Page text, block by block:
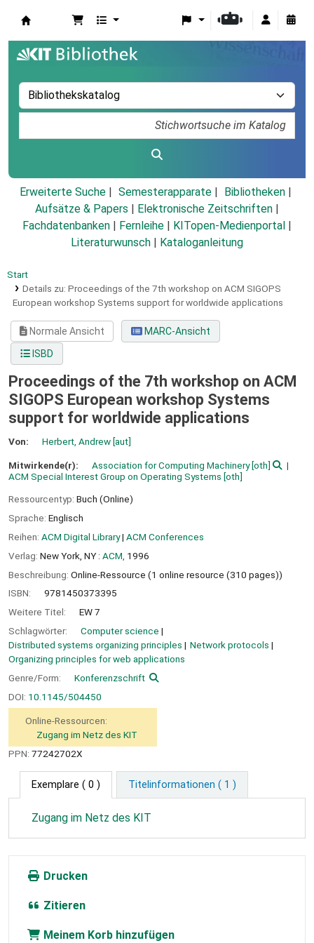
Erweiterte Suche Semesterapparate
Bibliotheken
Aufsätze & Papers
Elektronische Zeitschriften
Fachdatenbanken
Fernleihe KITopen-Medienportal
Literaturwunsch
Kataloganleitung
Start
Details zu: Proceedings of the 7th workshop on ACM SIGOPS
European workshop Systems support for worldwide applications
Normale Ansicht
MARC-Ansicht
ISBD
Proceedings of the 7th workshop on ACM
SIGOPS European workshop Systems
support for worldwide applications
Von: Herbert, Andrew[aut]
Mitwirkende(r): Association for Computing Machinery[oth]
ACM Special Interest Group on Operating Systems [oth]
Ressourcentyp: Buch (Online)
Sprache: Englisch
Reihen: ACM Digital Library| ACM Conferences
Verlag: New York, NY : ACM, 1996
Beschreibung: Online-Ressource (1 online resource (310 pages))
ISBN:
9781450373395
Weitere Titel:
EW 7
Schlagwörter:
Computer science
Distributed systems organizing principles
Network protocols
Organizing principles for web applications
Genre/Form:
Konferenzschrift
DOI: 10.1145/504450
Online-Ressourcen:
Zugang im Netz des KIT
PPN: 77242702X
Exemplare ( 0 ) Titelinformationen ( 1 )
Zugang im Netz des KIT
Drucken
Zitieren
Meinem Korb hinzufügen